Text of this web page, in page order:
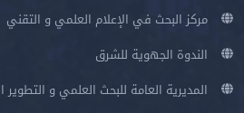
مركز البحث في الإعلام العلمي و التقني
الندوة الجهوية للشرق
المديرية العامة للبحث العلمي و التطوير